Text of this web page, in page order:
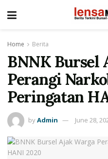
Home Berita
BNNK Bursel
Perangi
Peringatan
byAdmin June 28,